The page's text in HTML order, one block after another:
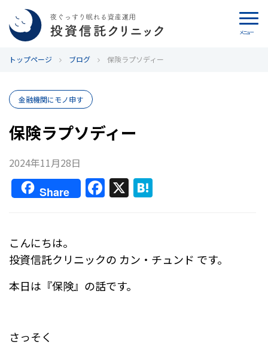
メニュー
カウンセリング
ブログ
代表カン・チュンド
投資信託クリニックとは
インデックス投資の特徴
お問い合わせ
トップページ ブログ 保険ラプソディー
金融機関にモノ申す
保険ラプソディー
2024年11月28日
Share F
a
b
o
X
a
こんにちは。
投資信託クリニックの カン・チュンド です。
本日は『保険』の話です。
さっそく